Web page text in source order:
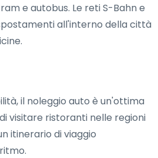
e autobus. Le reti S-Bahn e
all'interno della città
il noleggio auto è un'ottima
visitare ristoranti nelle regioni
itinerario di viaggio